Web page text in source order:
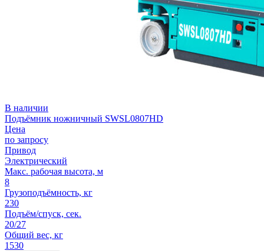
В наличии
Подъёмник ножничный SWSL0807HD
Цена
по запросу
Привод
Электрический
Макс. рабочая высота, м
8
Грузоподъёмность, кг
230
Подъём/спуск, сек.
20/27
Общий вес, кг
1530